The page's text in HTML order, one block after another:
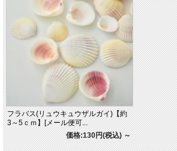
フラバス(リュウキュウザルガイ)【約
3～5ｃｍ】[メール便可...
価格:130円(税込)～